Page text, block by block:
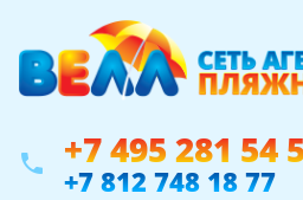
phone +7 495 281 54
+7 812 748 18 77